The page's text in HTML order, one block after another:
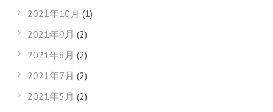
2021年10月 (1)
2021年9月 (2)
2021年8月 (2)
2021年7月 (2)
2021年5月 (2)